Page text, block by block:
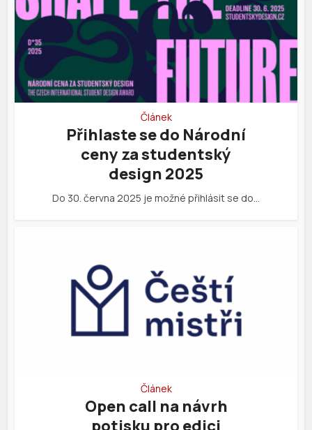
Článek
Přihlaste se do Národní
ceny za studentský
design 2025
Do 30. června 2025 je možné přihlásit se do…
Článek
Open call na návrh
potisku pro edici